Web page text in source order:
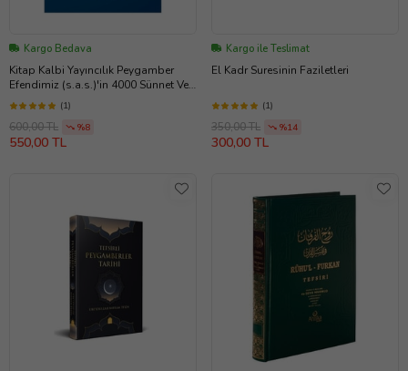
Kargo Bedava
Kitap Kalbi Yayıncılık Peygamber
Efendimiz (s.a.s.)'in 4000 Sünnet Ve
Adabları (ciltli)
(1)
600,00 TL %8
550,00 TL
Kargo ile Teslimat
El Kadr Suresinin Faziletleri
(1)
350,00 TL %14
300,00 TL